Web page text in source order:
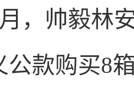
月，帅毅林
公款购买8